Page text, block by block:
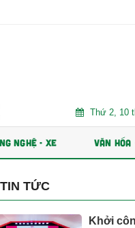
định bền vững Thứ 2, 10
NGHỆ - XE VĂN
TIN TỨC
Khởi